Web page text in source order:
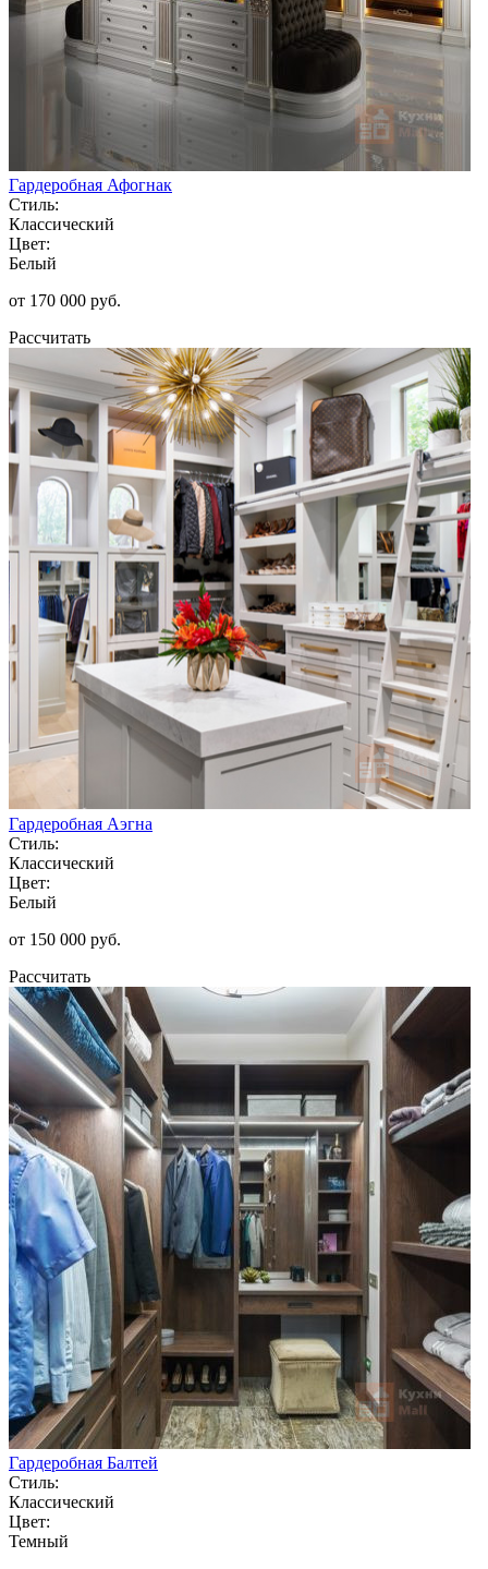
Гардеробная Афогнак
Стиль:
Классический
Цвет:
Белый
от 170 000 руб.
Рассчитать
Гардеробная Аэгна
Стиль:
Классический
Цвет:
Белый
от 150 000 руб.
Рассчитать
Гардеробная Балтей
Стиль:
Классический
Цвет:
Темный